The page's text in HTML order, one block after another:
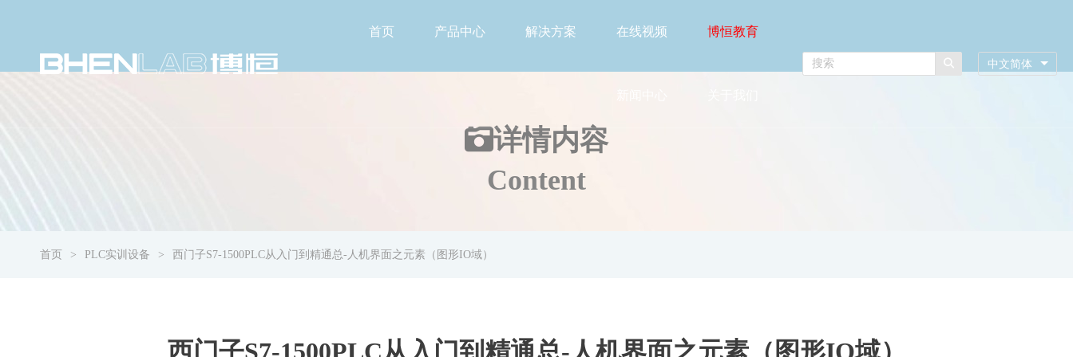
首页 产品中心 解决方案 在线视频 博恒教育
中文简体
详情内容
Content
首页 PLC实训设备 西门子S7-1500PLC从入门到精通总-人机界面之元素（图形IO域）